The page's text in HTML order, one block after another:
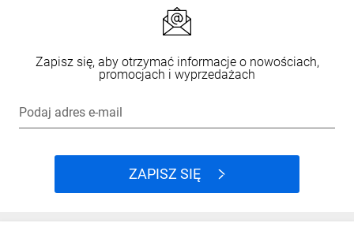
Zapisz się, aby otrzymać informacje o nowościach,
promocjach i wyprzedażach
Podaj adres e-mail
ZAPISZ SIĘ